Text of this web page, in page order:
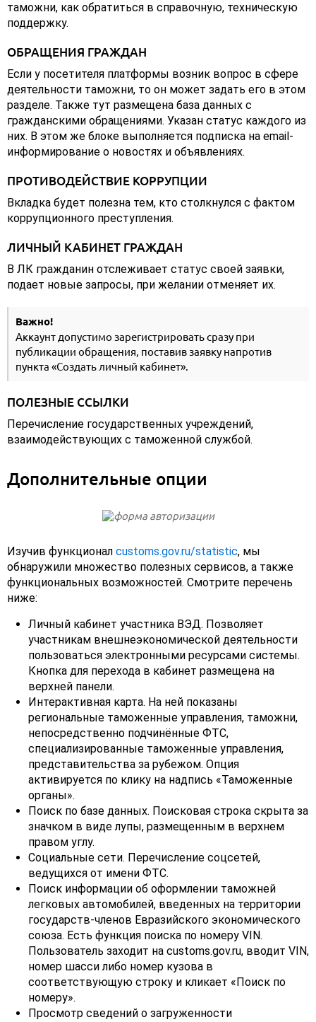
таможни, как обратиться в справочную, техническую
поддержку.
ОБРАЩЕНИЯ ГРАЖДАН
Если у посетителя платформы возник вопрос в сфере
деятельности таможни, то он может задать его в этом
разделе. Также тут размещена база данных с
гражданскими обращениями. Указан статус каждого из
них. В этом же блоке выполняется подписка на email-
информирование о новостях и объявлениях.
ПРОТИВОДЕЙСТВИЕ КОРРУПЦИИ
Вкладка будет полезна тем, кто столкнулся с фактом
коррупционного преступления.
ЛИЧНЫЙ КАБИНЕТ ГРАЖДАН
В ЛК гражданин отслеживает статус своей заявки,
подает новые запросы, при желании отменяет их.
Важно!
Аккаунт допустимо зарегистрировать сразу при
публикации обращения, поставив заявку напротив
пункта «Создать личный кабинет».
ПОЛЕЗНЫЕ ССЫЛКИ
Перечисление государственных учреждений,
взаимодействующих с таможенной службой.
Дополнительные опции
Изучив функционал customs.gov.ru/statistic, мы
обнаружили множество полезных сервисов, а также
функциональных возможностей. Смотрите перечень
ниже:
Личный кабинет участника ВЭД. Позволяет
участникам внешнеэкономической деятельности
пользоваться электронными ресурсами системы.
Кнопка для перехода в кабинет размещена на
верхней панели.
Интерактивная карта. На ней показаны
региональные таможенные управления, таможни,
непосредственно подчинённые ФТС,
специализированные таможенные управления,
представительства за рубежом. Опция
активируется по клику на надпись «Таможенные
органы».
Поиск по базе данных. Поисковая строка скрыта за
значком в виде лупы, размещенным в верхнем
правом углу.
Социальные сети. Перечисление соцсетей,
ведущихся от имени ФТС.
Поиск информации об оформлении таможней
легковых автомобилей, введенных на территории
государств-членов Евразийского экономического
союза. Есть функция поиска по номеру VIN.
Пользователь заходит на customs.gov.ru, вводит VIN,
номер шасси либо номер кузова в
соответствующую строку и кликает «Поиск по
номеру».
Просмотр сведений о загруженности